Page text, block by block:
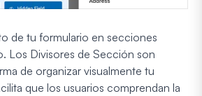
de tu formulario en secciones
Los Divisores de Sección son
de organizar visualmente tu
que los usuarios comprendan la